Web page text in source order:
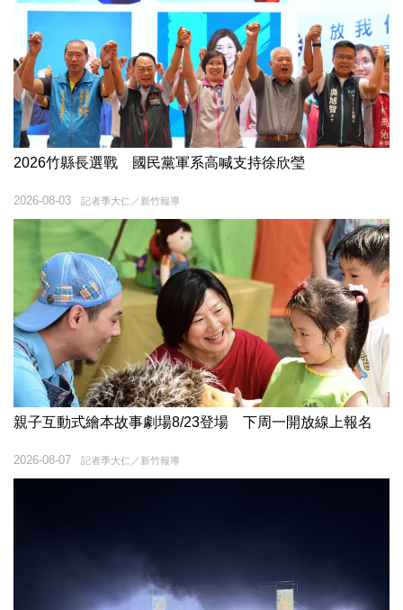
2026竹縣長選戰 國民黨軍系高喊支持徐欣瑩
記者季大仁／新竹報導
2026-08-03
親子互動式繪本故事劇場8/23登場 下周一開放線上報名
記者季大仁／新竹報導
2026-08-07